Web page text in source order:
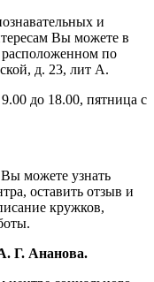
и
Вы можете в
по
д. 23, лит А.
до 18.00, пятница с
Вы можете узнать
оставить отзыв и
кружков,
Г. Ананова.